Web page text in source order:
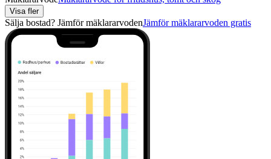
Visa fler
Sälja bostad? Jämför mäklararvodenJämför mäklararvoden gratis